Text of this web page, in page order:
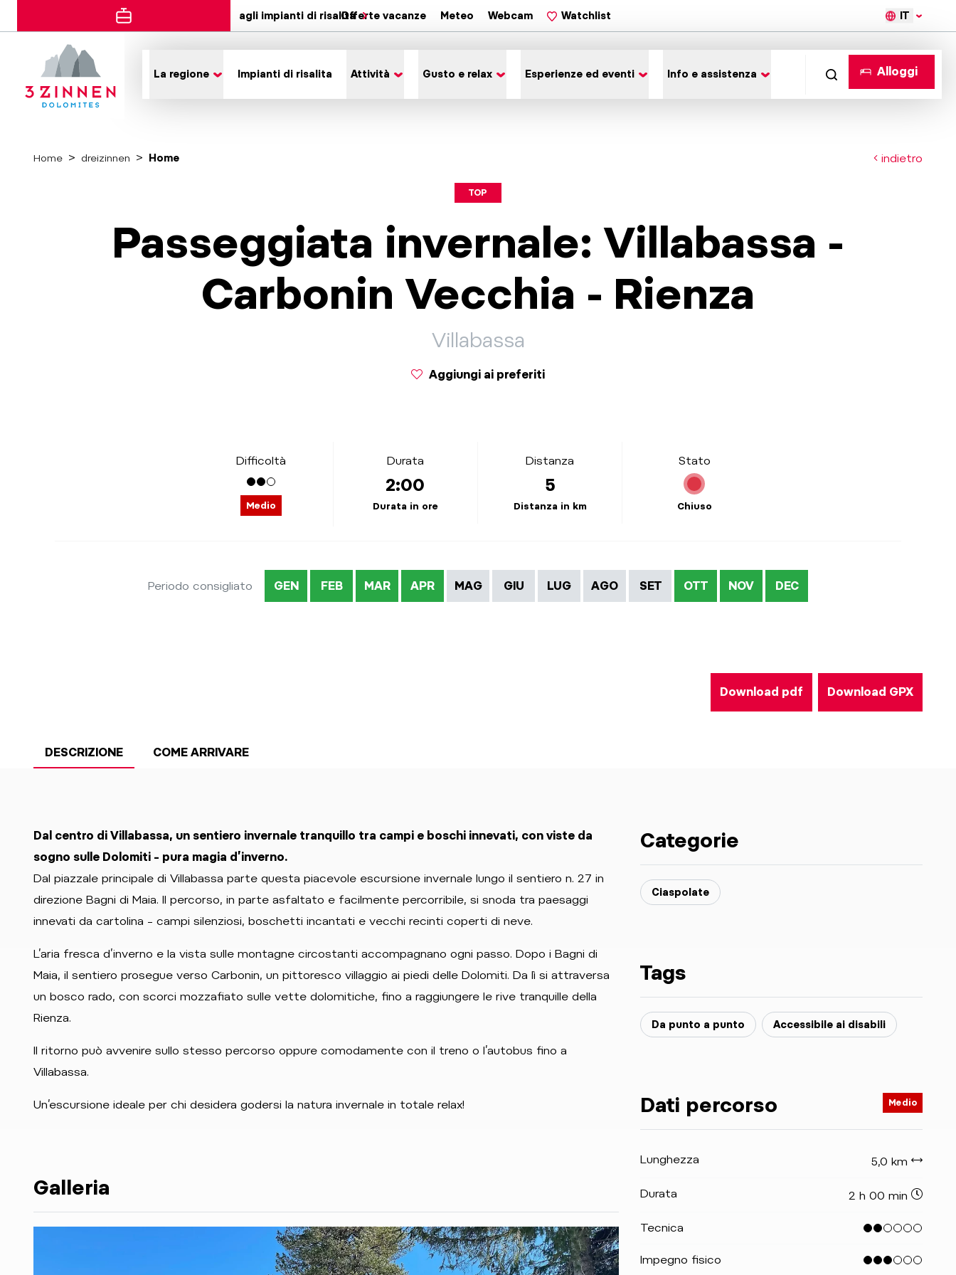
agli impianti di risalitaOfferte vacanze Meteo Webcam Watchlist IT
La regione Impianti di risalita Attività Gusto e relax Esperienze ed eventi Info e assistenza Alloggi
Home dreizinnen Home indietro
TOP
Passeggiata invernale: Villabassa -
Carbonin Vecchia - Rienza
Villabassa
Aggiungi ai preferiti
Difficoltà
Medio
Durata
2:00
Durata in ore
Distanza
5
Distanza in km
Stato
Chiuso
Periodo consigliato GEN FEB MAR APR MAG GIU LUG AGO SET OTT NOV DEC
Download pdf Download GPX
DESCRIZIONE COME ARRIVARE
Dal centro di Villabassa, un sentiero invernale tranquillo tra campi e boschi innevati, con viste da
sogno sulle Dolomiti – pura magia d’inverno.
Dal piazzale principale di Villabassa parte questa piacevole escursione invernale lungo il sentiero n. 27 in
direzione Bagni di Maia. Il percorso, in parte asfaltato e facilmente percorribile, si snoda tra paesaggi
innevati da cartolina – campi silenziosi, boschetti incantati e vecchi recinti coperti di neve.
L’aria fresca d’inverno e la vista sulle montagne circostanti accompagnano ogni passo. Dopo i Bagni di
Maia, il sentiero prosegue verso Carbonin, un pittoresco villaggio ai piedi delle Dolomiti. Da lì si attraversa
un bosco rado, con scorci mozzafiato sulle vette dolomitiche, fino a raggiungere le rive tranquille della
Rienza.
Il ritorno può avvenire sullo stesso percorso oppure comodamente con il treno o l’autobus fino a
Villabassa.
Un’escursione ideale per chi desidera godersi la natura invernale in totale relax!
Galleria
Categorie
Ciaspolate
Tags
Da punto a punto Accessibile ai disabili
Dati percorso Medio
Lunghezza 5,0 km
Durata 2 h 00 min
Tecnica
Impegno fisico